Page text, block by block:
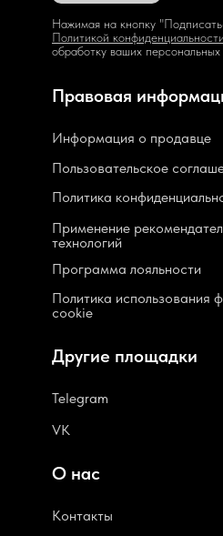
Нажимая на кнопку
Политикой конфиденциальности
обработку ваших
Пользовательское
Политика
Программа лояльности
Политика использования
cookie
Применение
технологий
Информация о продавце
Контакты
Telegram
VK
Правовая
О нас
Другие площадки